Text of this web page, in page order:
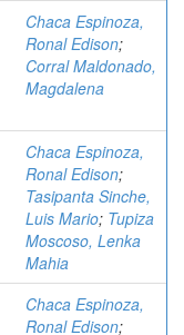
Chaca Espinoza,
Ronal Edison;
Corral Maldonado,
Magdalena
Chaca Espinoza,
Ronal Edison;
Tasipanta Sinche,
Luis Mario; Tupiza
Moscoso, Lenka
Mahia
Chaca Espinoza,
Ronal Edison;